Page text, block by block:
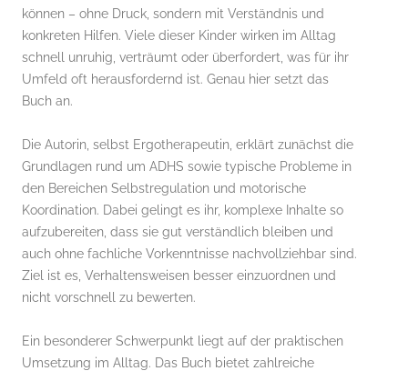
können – ohne Druck, sondern mit Verständnis und
konkreten Hilfen. Viele dieser Kinder wirken im Alltag
schnell unruhig, verträumt oder überfordert, was für ihr
Umfeld oft herausfordernd ist. Genau hier setzt das
Buch an.
Die Autorin, selbst Ergotherapeutin, erklärt zunächst die
Grundlagen rund um ADHS sowie typische Probleme in
den Bereichen Selbstregulation und motorische
Koordination. Dabei gelingt es ihr, komplexe Inhalte so
aufzubereiten, dass sie gut verständlich bleiben und
auch ohne fachliche Vorkenntnisse nachvollziehbar sind.
Ziel ist es, Verhaltensweisen besser einzuordnen und
nicht vorschnell zu bewerten.
Ein besonderer Schwerpunkt liegt auf der praktischen
Umsetzung im Alltag. Das Buch bietet zahlreiche